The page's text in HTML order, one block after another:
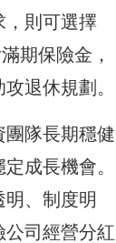
，則可選擇
期保險金，
退休規劃。
隊長期穩健
成長機會。
、制度明
司經營分紅